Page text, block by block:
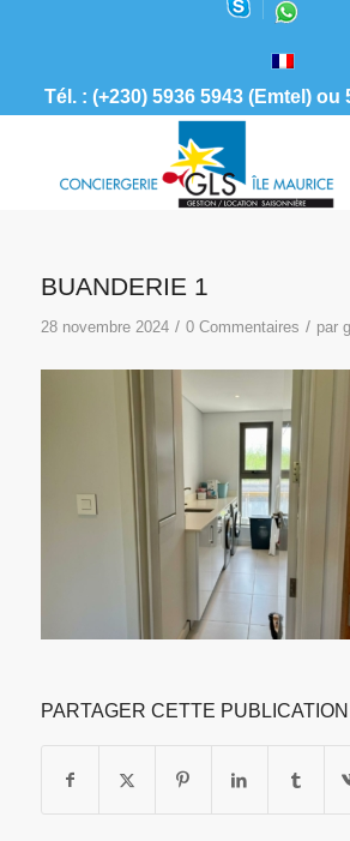
Tél. : (+230) 5936 5943 (Emtel) ou
BUANDERIE 1
28 novembre 2024 / 0 Commentaires / par
PARTAGER CETTE PUBLICATION